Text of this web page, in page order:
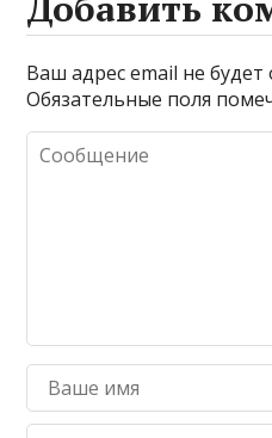
Ваш адрес email не будет
Обязательные поля